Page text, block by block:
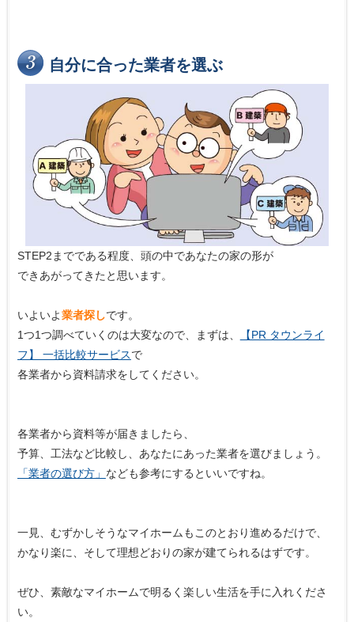
自分に合った業者を選ぶ
STEP2までである程度、頭の中であなたの家の形が
できあがってきたと思います。
いよいよ業者探しです。
1つ1つ調べていくのは大変なので、まずは、
【PR タウンライ
フ】 一括比較サービスで
各業者から資料請求をしてください。
各業者から資料等が届きましたら、
予算、工法など比較し、あなたにあった業者を選びましょう。
「業者の選び方」 なども参考にするといいですね。
一見、むずかしそうなマイホームもこのとおり進めるだけで、
かなり楽に、そして理想どおりの家が建てられるはずです。
ぜひ、素敵なマイホームで明るく楽しい生活を手に入れくださ
い。